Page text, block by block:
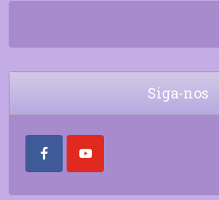
Siga-nos